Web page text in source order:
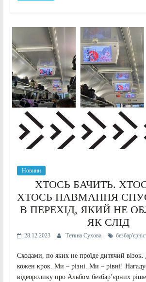
Новини
ХТОСЬ БАЧИТЬ.
ХТОСЬ НАВМАННЯ
В ПЕРЕХІД, ЯКИЙ НЕ
ЯК СЛІД
28.12.2023 Тетяна Сухова
Сходами, по яких не проїде дитячий
кожен крок. Ми – різні. Ми – рівні!
відеоролику про Альбом безбар’єрних